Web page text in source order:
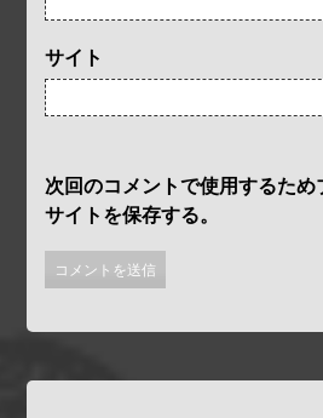
サイト
次回のコメントで使用するため
サイトを保存する。